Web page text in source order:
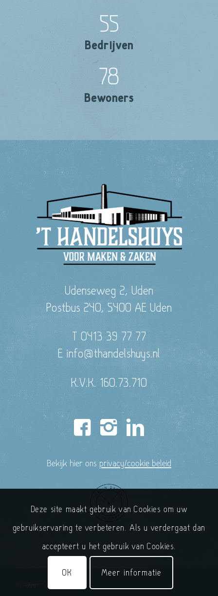
55
Bedrijven
78
Bewoners
Udenseweg 2, Uden
Postbus 240, 5400 AE Uden
T 0413 39 77 77
E info@thandelshuys.nl
K.V.K. 160.73.710
Bekijk hier ons privacy/cookie beleid
Deze site maakt gebruik van Cookies om uw
gebruikservaring te verbeteren. Als u verdergaat dan
accepteert u het gebruik van Cookies.
OK Meer informatie